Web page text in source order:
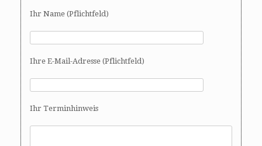
Ihr Name (Pflichtfeld)
Ihre E-Mail-Adresse (Pflichtfeld)
Ihr Terminhinweis